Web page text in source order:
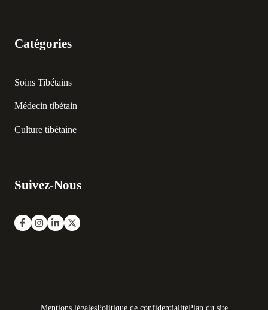
Catégories
Soins Tibétains
Médecin tibétain
Culture tibétaine
Suivez-Nous
Mentions légalesPolitique de confidentialitéPlan du site